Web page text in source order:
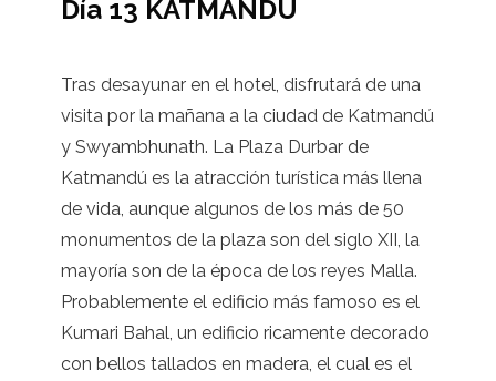
Día 13 KATMANDÚ
Tras desayunar en el hotel, disfrutará de una
visita por la mañana a la ciudad de Katmandú
y Swyambhunath. La Plaza Durbar de
Katmandú es la atracción turística más llena
de vida, aunque algunos de los más de 50
monumentos de la plaza son del siglo XII, la
mayoría son de la época de los reyes Malla.
Probablemente el edificio más famoso es el
Kumari Bahal, un edificio ricamente decorado
con bellos tallados en madera, el cual es el